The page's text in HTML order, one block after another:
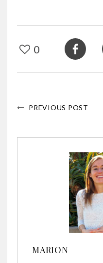
0
PREVIOUS POST
MARION